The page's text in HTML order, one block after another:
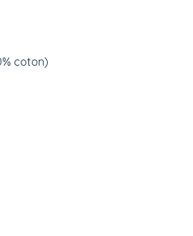
coton)